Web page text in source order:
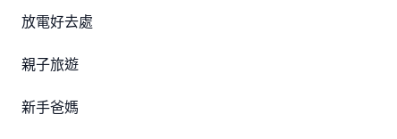
放電好去處
親子旅遊
新手爸媽